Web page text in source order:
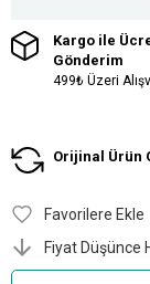
Kargo ile
Gönderim
499₺ Üzeri
Orijinal Ürün
Favorilere Ekle
Fiyat Düşünce